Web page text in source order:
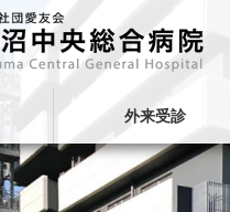
外来受診